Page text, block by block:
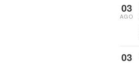
03
AGO
03